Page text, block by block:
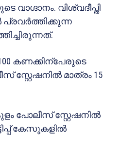
വിശ്വദീപ്തി
പ്രവർത്തിക്കുന്ന
കണക്കിന്പേരുടെ
സ്റ്റേഷനിൽ മാത്രം 15
പോലീസ് സ്റ്റേഷനിൽ
കേസുകളിൽ